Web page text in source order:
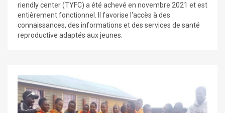
riendly center (TYFC) a été achevé en novembre 2021 et est
entièrement fonctionnel. Il favorise l'accès à des
connaissances, des informations et des services de santé
reproductive adaptés aux jeunes.